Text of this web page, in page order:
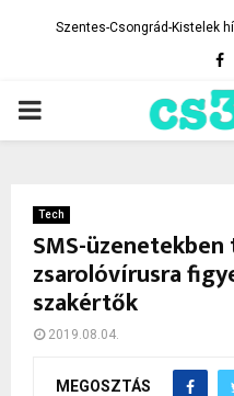
Szentes-Csongrád-Kistelek
PRIMARY
Tech
SMS-
zsarolóvírusra
szakértők
2019.08.04.
MEGOSZTÁS